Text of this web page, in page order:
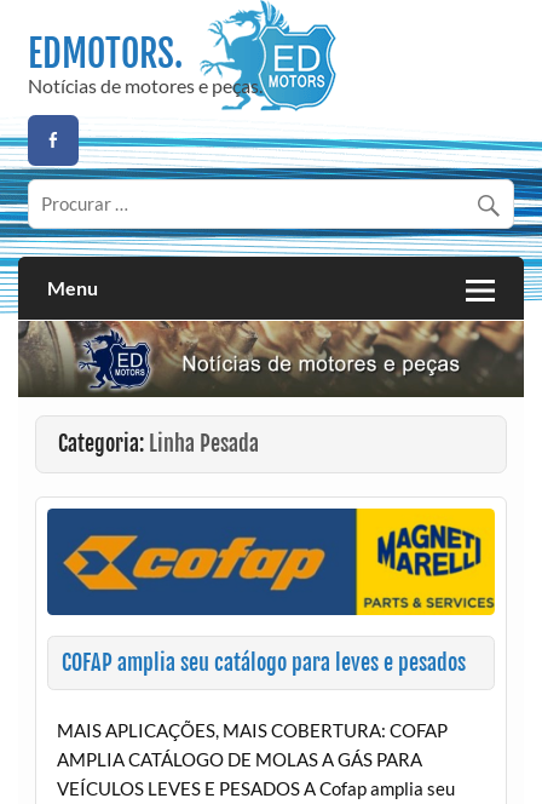
contentEDMOTORS.
Notícias de motores e peças.
Menu
Categoria: Linha Pesada
COFAP amplia seu catálogo para leves e pesados
MAIS APLICAÇÕES, MAIS COBERTURA: COFAP
AMPLIA CATÁLOGO DE MOLAS A GÁS PARA
VEÍCULOS LEVES E PESADOS A Cofap amplia seu